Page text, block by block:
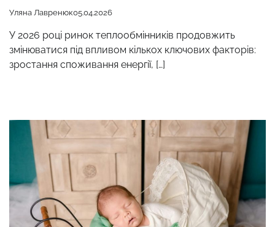
Уляна Лавренюк05.04.2026
У 2026 році ринок теплообмінників продовжить
змінюватися під впливом кількох ключових факторів:
зростання споживання енергії, […]